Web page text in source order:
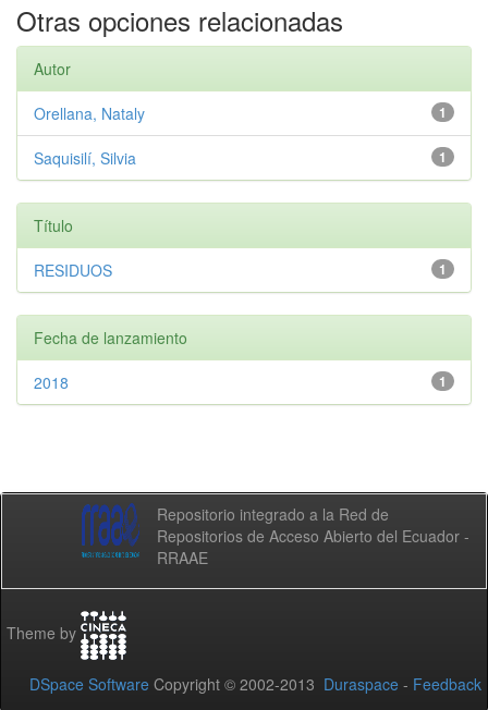
Otras opciones relacionadas
Autor
1
Orellana, Nataly
1
Saquisilí, Silvia
Título
1
RESIDUOS
Fecha de lanzamiento
1
2018
Repositorio integrado a la Red de
Repositorios de Acceso Abierto del Ecuador -
RRAAE
Theme by
DSpace Software Copyright © 2002-2013 Duraspace - Feedback